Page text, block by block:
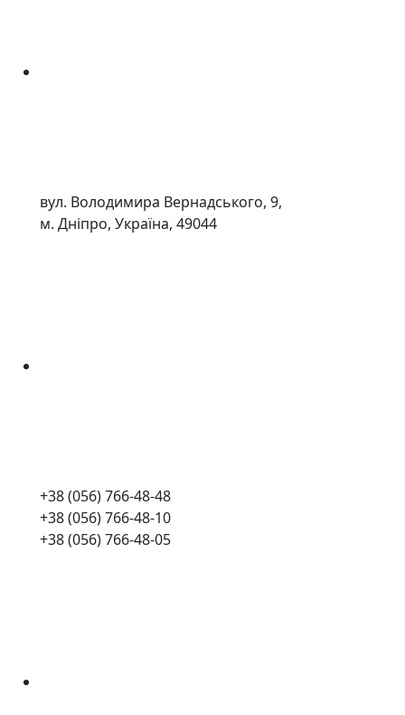
вул. Володимира Вернадського, 9,
м. Дніпро, Україна, 49044
+38 (056) 766-48-48
+38 (056) 766-48-10
+38 (056) 766-48-05